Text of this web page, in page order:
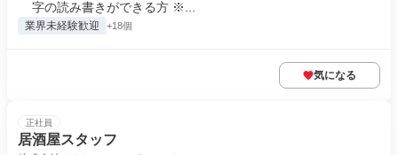
字の読み書きができる方 ※...
業界未経験歓迎 +18個
気になる
正社員
居酒屋スタッフ